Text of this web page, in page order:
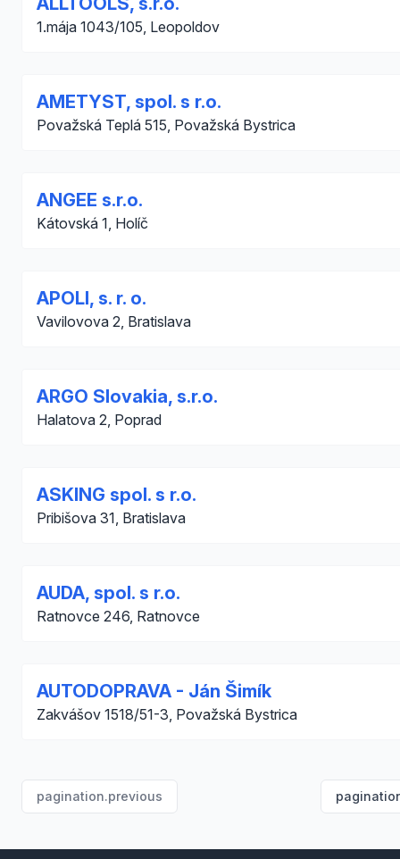
1.mája 1043/105, Leopoldov
AMETYST, spol. s r.o.
Považská Teplá 515, Považská Bystrica
ANGEE s.r.o.
Kátovská 1, Holíč
APOLI, s. r. o.
Vavilovova 2, Bratislava
ARGO Slovakia, s.r.o.
Halatova 2, Poprad
ASKING spol. s r.o.
Pribišova 31, Bratislava
AUDA, spol. s r.o.
Ratnovce 246, Ratnovce
AUTODOPRAVA - Ján Šimík
Zakvášov 1518/51-3, Považská Bystrica
pagination.previous